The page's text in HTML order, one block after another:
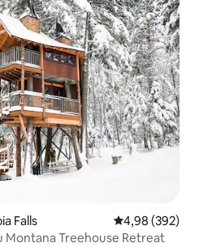
Falls Évaluation
4,98 (392)
Montana Treehouse Retreat